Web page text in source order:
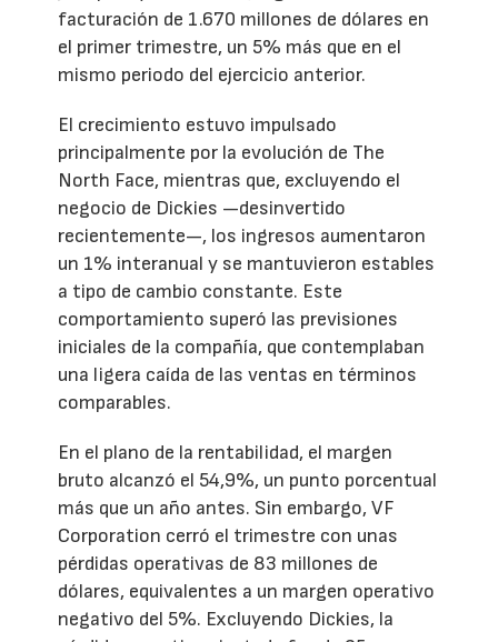
facturación de 1.670 millones de dólares en
el primer trimestre, un 5% más que en el
mismo periodo del ejercicio anterior.
El crecimiento estuvo impulsado
principalmente por la evolución de The
North Face, mientras que, excluyendo el
negocio de Dickies —desinvertido
recientemente—, los ingresos aumentaron
un 1% interanual y se mantuvieron estables
a tipo de cambio constante. Este
comportamiento superó las previsiones
iniciales de la compañía, que contemplaban
una ligera caída de las ventas en términos
comparables.
En el plano de la rentabilidad, el margen
bruto alcanzó el 54,9%, un punto porcentual
más que un año antes. Sin embargo, VF
Corporation cerró el trimestre con unas
pérdidas operativas de 83 millones de
dólares, equivalentes a un margen operativo
negativo del 5%. Excluyendo Dickies, la